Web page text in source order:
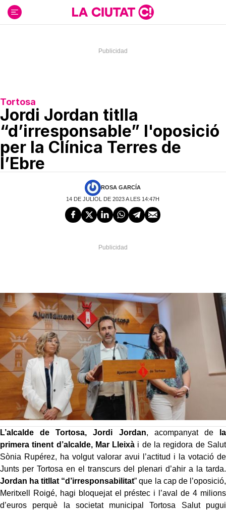
contenido
Tortosa
Jordi Jordan titlla
“d’irresponsable” l'oposició
per la Clínica Terres de
l’Ebre
ROSA GARCÍA
14 DE JULIOL DE 2023 A LES 14:47H
L’alcalde de Tortosa, Jordi Jordan, acompanyat de
la
primera tinent d’alcalde, Mar Lleixà i de la regidora de Salut
Sònia Rupérez, ha volgut valorar avui l’actitud i la votació de
Junts per Tortosa en el transcurs del plenari d’ahir a la tarda.
Jordan ha titllat “d’irresponsabilitat” que la cap de l’oposició,
Meritxell Roigé, hagi bloquejat el préstec i l’aval de 4 milions
d’euros perquè la societat municipal Tortosa Salut pugui